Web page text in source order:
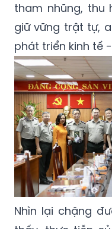
tham nhũng, thu
giữ vững trật tự,
phát triển kinh tế
Nhìn lại chặng